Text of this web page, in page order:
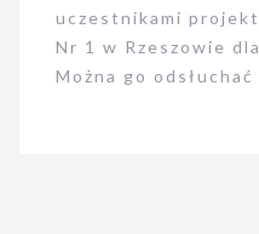
uczestnikami
Nr 1 w Rzeszowie
Można go